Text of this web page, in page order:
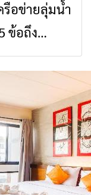
น และเสน่ห์
มจาก 4
ชียงราย
แพร่ และ
อมชม
ตจากศิลปิน
อด 5 วัน
ข่าวเชียงราย
รือข่ายลุ่มน้ำ
ข้อถึง
นายกฯ ลง
าย แก้วิกฤต
ปื้อนต้นน้ำ